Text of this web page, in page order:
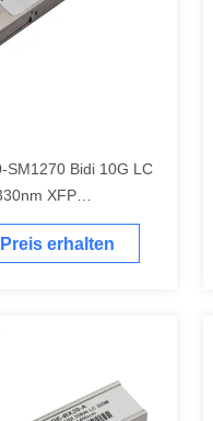
SM1270 Bidi 10G LC
XFP
Cisco Huawei
erhalten